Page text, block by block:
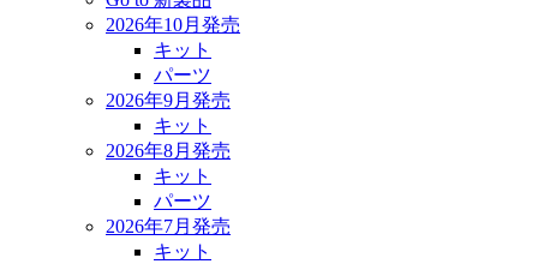
2026年10月発売
キット
パーツ
2026年9月発売
キット
2026年8月発売
キット
パーツ
2026年7月発売
キット